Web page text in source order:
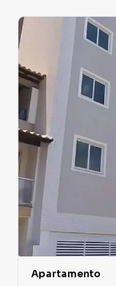
Apartamento